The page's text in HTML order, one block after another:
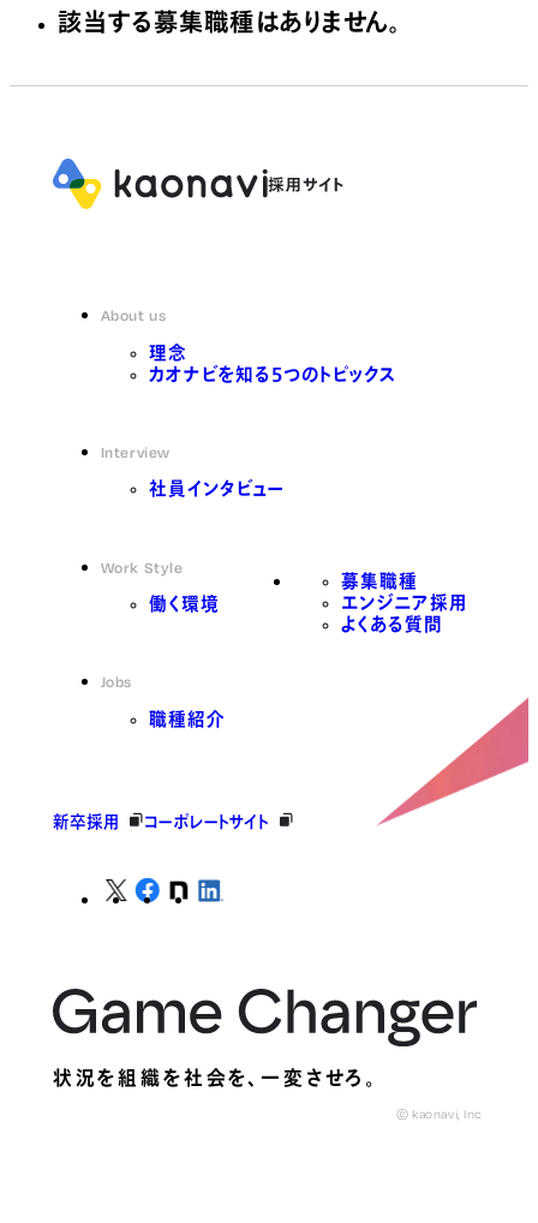
該当する募集職種はありません。
About us
理念
カオナビを知る5つのトピックス
Interview
社員インタビュー
Work Style
働く環境
Jobs
職種紹介
募集職種
エンジニア採用
よくある質問
新卒採用 コーポレートサイト
状況を組織を社会を、一変させろ。
© kaonavi, Inc